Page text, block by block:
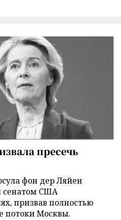
пресечь
фон дер Ляйен
сенатом США
призвав полностью
потоки Москвы.